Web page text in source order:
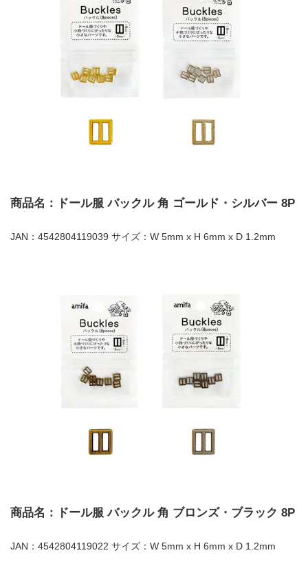
商品名：ドール服 バックル 角 ゴールド・シルバー 8P
JAN：4542804119039 サイズ：W 5mm x H 6mm x D 1.2mm
商品名：ドール服 バックル 角 ブロンズ・ブラック 8P
JAN：4542804119022 サイズ：W 5mm x H 6mm x D 1.2mm